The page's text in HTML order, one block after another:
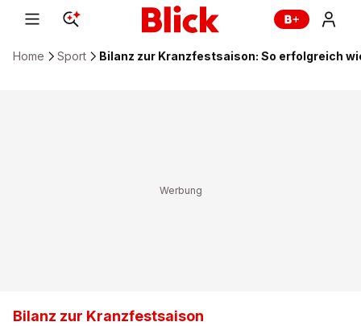
Home Sport Bilanz zur Kranzfestsaison: So erfolgreich
Bilanz zur Kranzfestsaison